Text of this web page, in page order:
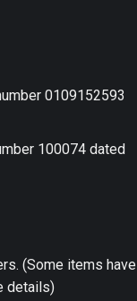
0109152593
100074 dated
(Some items have
details)